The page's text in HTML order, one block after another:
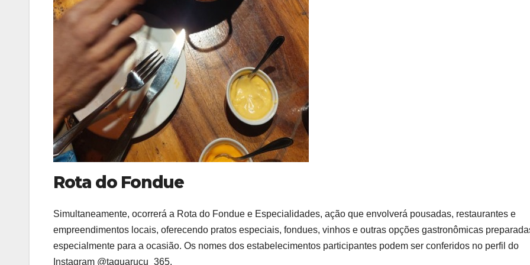
Rota do Fondue
Simultaneamente, ocorrerá a Rota do Fondue e Especialidades, ação que envolverá pousadas, restaurantes e
empreendimentos locais, oferecendo pratos especiais, fondues, vinhos e outras opções gastronômicas
especialmente para a ocasião. Os nomes dos estabelecimentos participantes podem ser conferidos no perfil do
Instagram @taquarucu_365.